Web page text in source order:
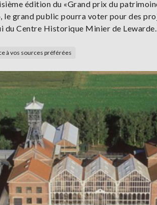
édition du «Grand prix du
grand public pourra voter pour des
du Centre Historique Minier de
à vos sources préférées